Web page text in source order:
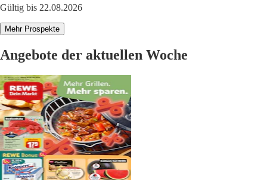
Gültig bis 22.08.2026
Mehr Prospekte
Angebote der aktuellen Woche